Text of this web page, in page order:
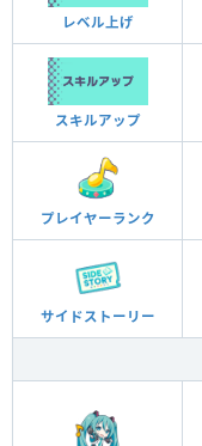
レベル上げ
スキルアップ
プレイヤーランク
サイドストーリー